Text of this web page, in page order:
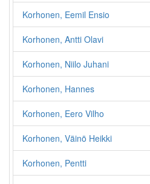
Korhonen, Eemil Ensio
Korhonen, Antti Olavi
Korhonen, Niilo Juhani
Korhonen, Hannes
Korhonen, Eero Vilho
Korhonen, Väinö Heikki
Korhonen, Pentti